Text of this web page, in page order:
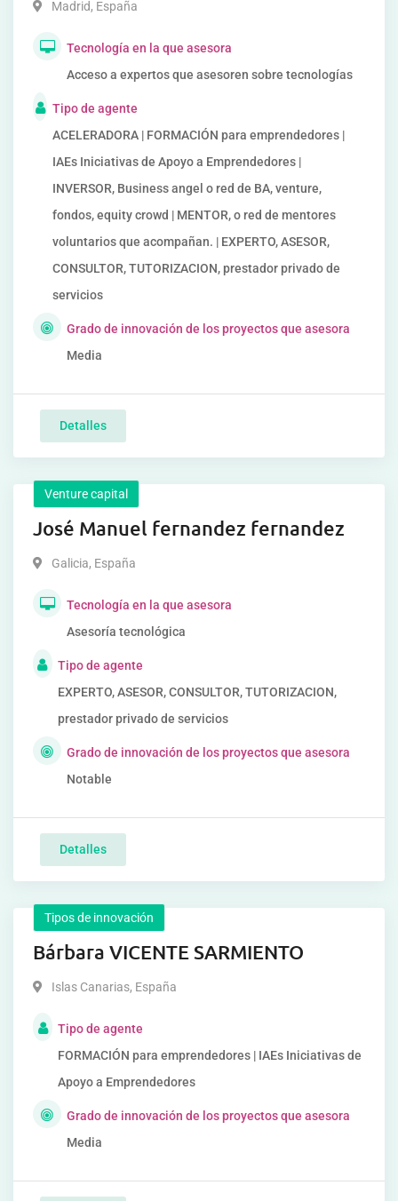
Madrid, España
Tecnología en la que asesora
Acceso a expertos que asesoren sobre tecnologías
Tipo de agente
ACELERADORA | FORMACIÓN para emprendedores |
IAEs Iniciativas de Apoyo a Emprendedores |
INVERSOR, Business angel o red de BA, venture,
fondos, equity crowd | MENTOR, o red de mentores
voluntarios que acompañan. | EXPERTO, ASESOR,
CONSULTOR, TUTORIZACION, prestador privado de
servicios
Grado de innovación de los proyectos que asesora
Media
Detalles
Venture capital
José Manuel fernandez fernandez
Galicia, España
Tecnología en la que asesora
Asesoría tecnológica
Tipo de agente
EXPERTO, ASESOR, CONSULTOR, TUTORIZACION,
prestador privado de servicios
Grado de innovación de los proyectos que asesora
Notable
Detalles
Tipos de innovación
Bárbara VICENTE SARMIENTO
Islas Canarias, España
Tipo de agente
FORMACIÓN para emprendedores | IAEs Iniciativas de
Apoyo a Emprendedores
Grado de innovación de los proyectos que asesora
Media